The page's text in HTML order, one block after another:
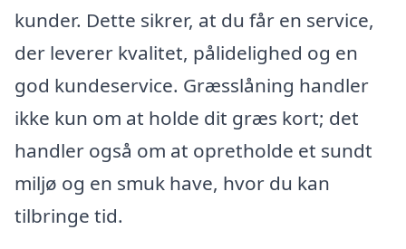
kunder. Dette sikrer, at du får en service,
der leverer kvalitet, pålidelighed og en
god kundeservice. Græsslåning handler
ikke kun om at holde dit græs kort; det
handler også om at opretholde et sundt
miljø og en smuk have, hvor du kan
tilbringe tid.